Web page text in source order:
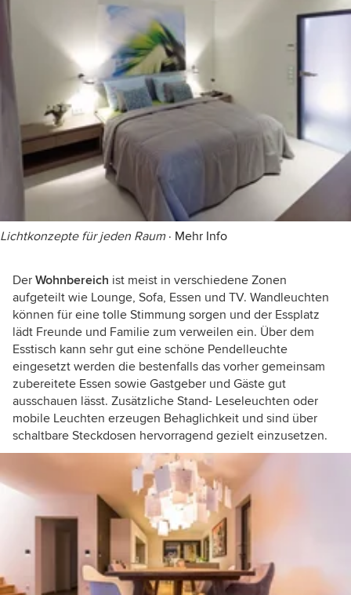
Lichtkonzepte für jeden Raum· Mehr Info
Der Wohnbereich ist meist in verschiedene Zonen
aufgeteilt wie Lounge, Sofa, Essen und TV. Wandleuchten
können für eine tolle Stimmung sorgen und der Essplatz
lädt Freunde und Familie zum verweilen ein. Über dem
Esstisch kann sehr gut eine schöne Pendelleuchte
eingesetzt werden die bestenfalls das vorher gemeinsam
zubereitete Essen sowie Gastgeber und Gäste gut
ausschauen lässt. Zusätzliche Stand- Leseleuchten oder
mobile Leuchten erzeugen Behaglichkeit und sind über
schaltbare Steckdosen hervorragend gezielt einzusetzen.